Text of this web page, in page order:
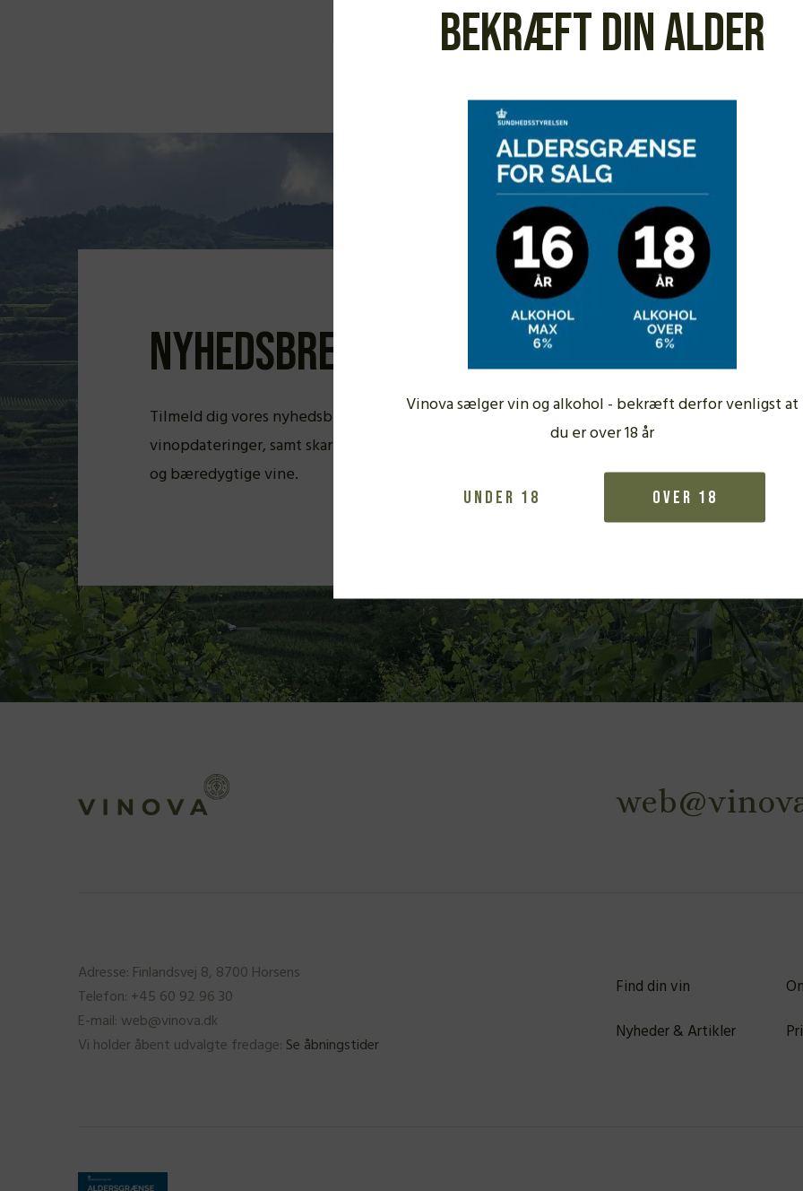
Nyhedsbrev
Tilmeld dig vores nyhedsbrev og få lødige, inspirerende
vinopdateringer, samt skarpe tilbud på afhængighedsskabende
og bæredygtige vine.
Adresse: Finlandsvej 8, 8700 Horsens
Telefon: +45 60 92 96 30
E-mail: web@vinova.dk
Vi holder åbent udvalgte fredage: Se åbningstider
Find din vin
Nyheder & Artikler
Bekræft din alder
Vinova sælger vin og alkohol - bekræft derfor venligst at
du er over 18 år
Under 18 Over 18